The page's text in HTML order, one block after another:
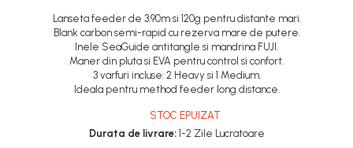
Lanseta feeder de 3.90m si 120g pentru distante mari.
Blank carbon semi-rapid cu rezerva mare de putere.
Inele SeaGuide antitangle si mandrina FUJI.
Maner din pluta si EVA pentru control si confort.
3 varfuri incluse: 2 Heavy si 1 Medium.
Ideala pentru method feeder long distance.
STOC EPUIZAT
Durata de livrare:1-2 Zile Lucratoare